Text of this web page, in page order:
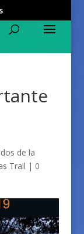
de la
Trail | 0